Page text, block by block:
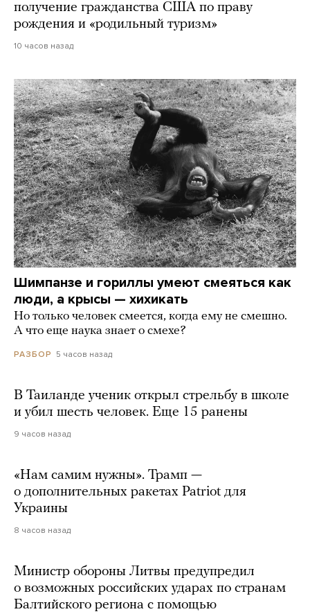
получение гражданства США по праву
рождения и «родильный туризм»
10 часов назад
Шимпанзе и гориллы умеют смеяться как
люди, а крысы — хихикать
Но только человек смеется, когда ему не смешно.
А что еще наука знает о смехе?
РАЗБОР 5 часов назад
В Таиланде ученик открыл стрельбу в школе
и убил шесть человек. Еще 15 ранены
9 часов назад
«Нам самим нужны». Трамп —
о дополнительных ракетах Patriot для
Украины
8 часов назад
Министр обороны Литвы предупредил
о возможных российских ударах по странам
Балтийского региона с помощью